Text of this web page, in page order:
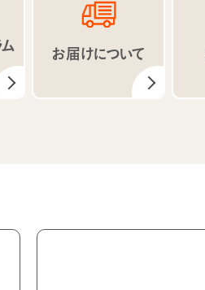
お届けについて